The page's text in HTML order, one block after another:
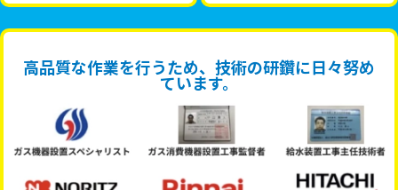
高品質な作業を行うため、技術の研鑽に日々努め
ています。